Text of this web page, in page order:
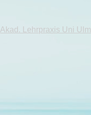
Akad. Lehrpraxis Uni Ulm